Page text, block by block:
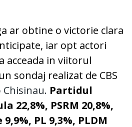
ar obtine o victorie clara
iar opt actori
acceada in viitorul
sondaj realizat de CBS
Chisinau. Partidul
22,8%, PSRM 20,8%,
9,9%, PL 9,3%, PLDM